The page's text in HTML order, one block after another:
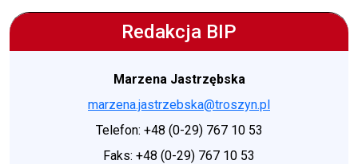
Redakcja BIP
Marzena Jastrzębska
marzena.jastrzebska@troszyn.pl
Telefon: +48 (0-29) 767 10 53
Faks: +48 (0-29) 767 10 53